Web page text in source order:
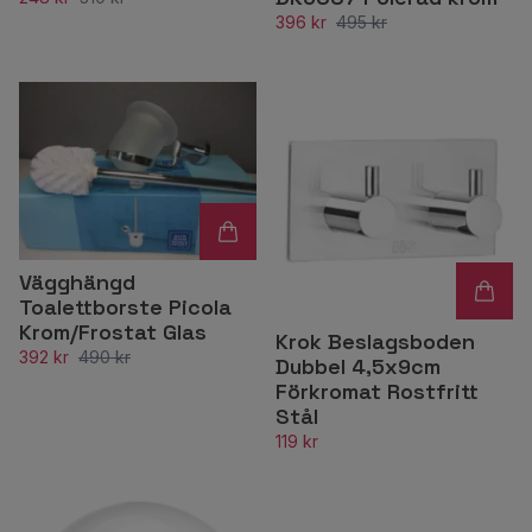
396 kr 495 kr
Vägghängd
Toalettborste Picola
Krom/Frostat Glas
392 kr 490 kr
Krok Beslagsboden
Dubbel 4,5x9cm
Förkromat Rostfritt
Stål
119 kr